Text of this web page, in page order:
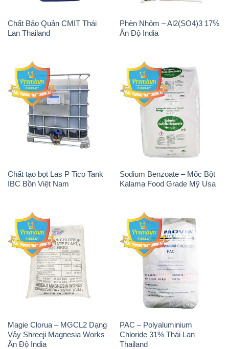
Chất Bảo Quản CMIT Thái
Lan Thailand
Phèn Nhôm – Al2(SO4)3 17%
Ấn Độ India
Chất tạo bọt Las P Tico Tank
IBC Bồn Việt Nam
Sodium Benzoate – Mốc Bột
Kalama Food Grade Mỹ Usa
Magie Clorua – MGCL2 Dạng
Vảy Shreeji Magnesia Works
Ấn Độ India
PAC – Polyaluminium
Chloride 31% Thái Lan
Thailand